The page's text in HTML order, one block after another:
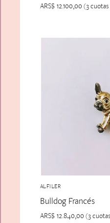
ARS$12.100,00 (3 cuotas
ALFILER
Bulldog Francés
ARS$12.840,00 (3